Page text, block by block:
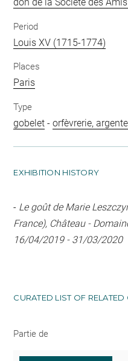
don de la Société des
Period
Louis XV (1715-1774)
Places
Paris
Type
gobelet -orfèvrerie,
EXHIBITION HISTORY
- Le goût de Marie
France), Château -
16/04/2019 - 31/03/2020
CURATED LIST OF
Partie de